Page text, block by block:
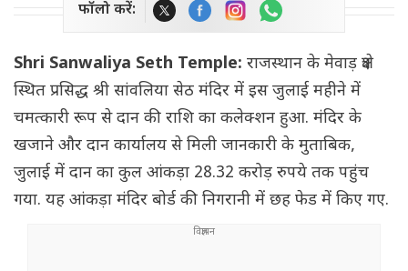
फॉलो करें:
Shri Sanwaliya Seth Temple: राजस्थान के मेवाड़ क्षेत्र
स्थित प्रसिद्ध श्री सांवलिया सेठ मंदिर में इस जुलाई महीने में
चमत्कारी रूप से दान की राशि का कलेक्शन हुआ. मंदिर के
खजाने और दान कार्यालय से मिली जानकारी के मुताबिक,
जुलाई में दान का कुल आंकड़ा 28.32 करोड़ रुपये तक पहुंच
गया. यह आंकड़ा मंदिर बोर्ड की निगरानी में छह फेड में किए गए.